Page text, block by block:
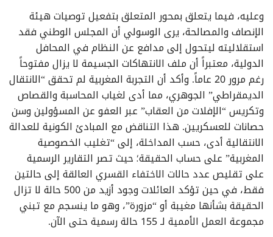
وعليه، فيما يتعلق بمحور المتعلق بتفعيل توصيات هيئة
الإنصاف والمصالحة، يرى الوسولي أن المجلس الوطني فقد
استقلاليته ليتحول إلى مدافع عن النظام في المحافل
الدولية، معتبراً أن ملف الانتهاكات الجسيمة لا يزال مفتوحاً
رغم مرور 20 عاماً. وأكد أن التجربة المغربية لم تحقق “الانتقال
الديمقراطي” الجوهري، مما أدى لغياب المحاسبة والقصاص
وتكريس “الإفلات من العقاب” عبر العفو عن المسؤولين وسن
حصانات للعسكريين. هذا التناقض مع المبادئ الكونية للعدالة
الانتقالية أدى، حسب المداخلة، إلى “تغليب الخصوصية
المغربية” على حساب الحقيقة؛ حيث تصر التقارير الرسمية
على تقليص عدد حالات الاختفاء القسري العالقة إلى حالتين
فقط، في حين تؤكد العائلات وجود أزيد من 500 حالة لا تزال
الحقيقة بشأنها مغيبة أو “مزورة”، وهو ما ينسجم مع تبني
مجموعة العمل الأممية لـ 155 حالة رسمية حتى الآن.